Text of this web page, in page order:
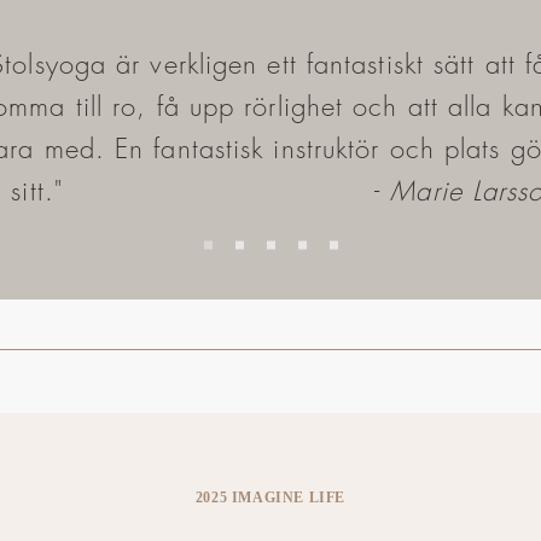
är verkligen ett fantastiskt sätt att
till ro, få upp rörlighet och att alla kan
med. En fantastisk instruktör och plats
sitt." -Marie
2025 IMAGINE LIFE